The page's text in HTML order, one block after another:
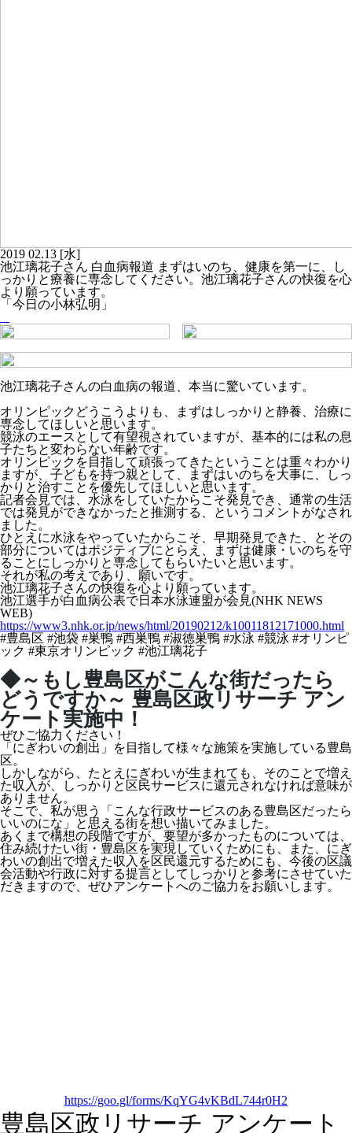
2019 02.13 [水]
池江璃花子さん 白血病報道 まずはいのち、健康を第一に、し
っかりと療養に専念してください。池江璃花子さんの快復を心
より願っています。
「今日の小林弘明」
池江璃花子さんの白血病の報道、本当に驚いています。
オリンピックどうこうよりも、まずはしっかりと静養、治療に
専念してほしいと思います。
競泳のエースとして有望視されていますが、基本的には私の息
子たちと変わらない年齢です。
オリンピックを目指して頑張ってきたということは重々わかり
ますが、子どもを持つ親として、まずはいのちを大事に、しっ
かりと治すことを優先してほしいと思います。
記者会見では、水泳をしていたからこそ発見でき、通常の生活
では発見ができなかったと推測する、というコメントがなされ
ました。
ひとえに水泳をやっていたからこそ、早期発見できた、とその
部分についてはポジティブにとらえ、まずは健康・いのちを守
ることにしっかりと専念してもらいたいと思います。
それが私の考えであり、願いです。
池江璃花子さんの快復を心より願っています。
池江選手が白血病公表で日本水泳連盟が会見(NHK NEWS
WEB)
https://www3.nhk.or.jp/news/html/20190212/k10011812171000.html
#豊島区 #池袋 #巣鴨 #西巣鴨 #淑徳巣鴨 #水泳 #競泳 #オリンピ
ック #東京オリンピック #池江璃花子
◆～もし豊島区がこんな街だったら
どうですか～ 豊島区政リサーチ アン
ケート実施中！
ぜひご協力ください！
「にぎわいの創出」を目指して様々な施策を実施している豊島
区。
しかしながら、たとえにぎわいが生まれても、そのことで増え
た収入が、しっかりと区民サービスに還元されなければ意味が
ありません。
そこで、私が思う「こんな行政サービスのある豊島区だったら
いいのにな」と思える街を想い描いてみました。
あくまで構想の段階ですが、要望が多かったものについては、
住み続けたい街・豊島区を実現していくためにも、また、にぎ
わいの創出で増えた収入を区民還元するためにも、今後の区議
会活動や行政に対する提言としてしっかりと参考にさせていた
だきますので、ぜひアンケートへのご協力をお願いします。
https://goo.gl/forms/KqYG4vKBdL744r0H2